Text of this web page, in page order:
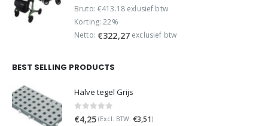
prijs
was:
€499,95.
prijs
€389,95.
Bruto: €413.18 exlusief btw
Korting: 22%
Netto: €322,27exclusief btw
BEST SELLING PRODUCTS
Halve tegel Grijs
0 out of 5
€4,25 (Excl. BTW: €3,51)